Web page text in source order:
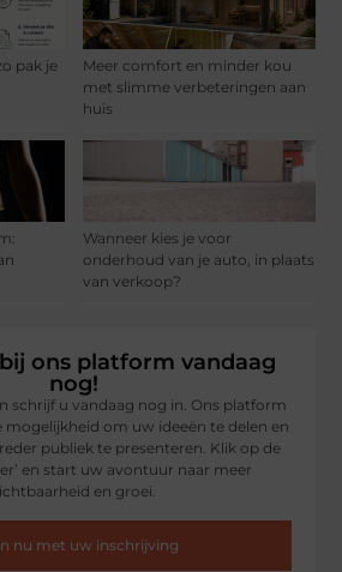
pak je
Meer comfort en minder kou
met slimme verbeteringen aan
huis
Wanneer kies je voor
onderhoud van je auto, in plaats
van verkoop?
ons platform vandaag
nog!
schrijf u vandaag nog in. Ons platform
mogelijkheid om uw ideeën te delen en
publiek te presenteren. Klik op de
en start uw avontuur naar meer
en groei.
nu met uw inschrijving